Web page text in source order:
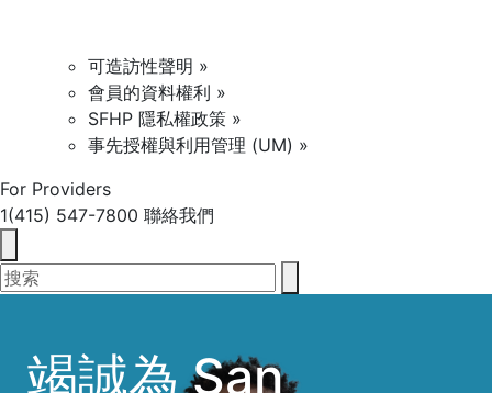
可造訪性聲明 »
會員的資料權利 »
SFHP 隱私權政策 »
事先授權與利用管理 (UM) »
For Providers
1(415) 547-7800 聯絡我們
竭誠為 San